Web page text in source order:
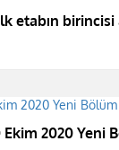
etabın birincisi
2020 Yeni